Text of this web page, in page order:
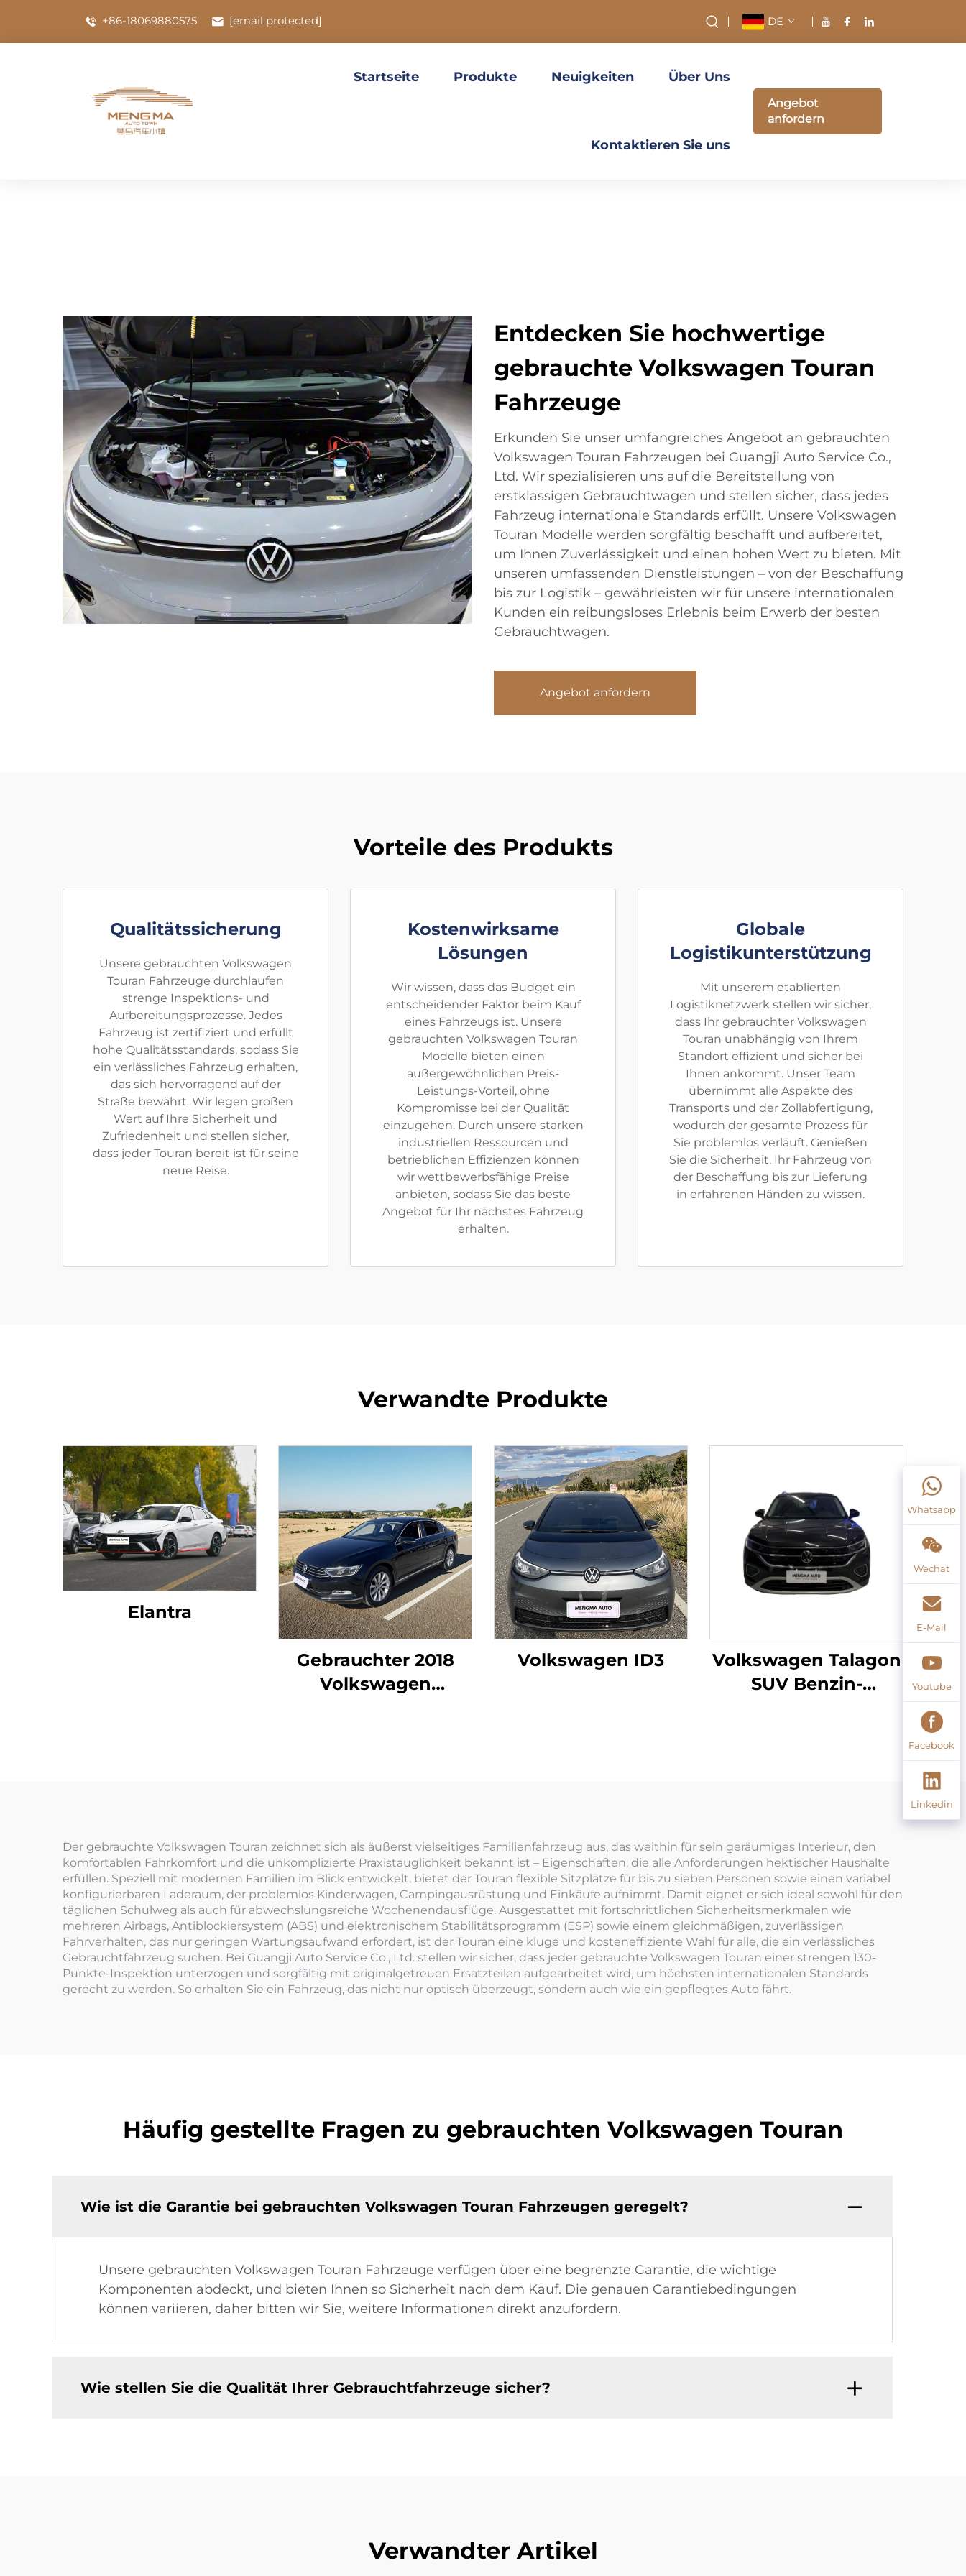
+86-18069880575 [email protected] DE
Startseite Produkte Neuigkeiten Über Uns
Kontaktieren Sie uns
Angebot
anfordern
Entdecken Sie hochwertige
gebrauchte Volkswagen Touran
Fahrzeuge
Erkunden Sie unser umfangreiches Angebot an gebrauchten
Volkswagen Touran Fahrzeugen bei Guangji Auto Service Co.,
Ltd. Wir spezialisieren uns auf die Bereitstellung von
erstklassigen Gebrauchtwagen und stellen sicher, dass jedes
Fahrzeug internationale Standards erfüllt. Unsere Volkswagen
Touran Modelle werden sorgfältig beschafft und aufbereitet,
um Ihnen Zuverlässigkeit und einen hohen Wert zu bieten. Mit
unseren umfassenden Dienstleistungen – von der Beschaffung
bis zur Logistik – gewährleisten wir für unsere internationalen
Kunden ein reibungsloses Erlebnis beim Erwerb der besten
Gebrauchtwagen.
Angebot anfordern
Vorteile des Produkts
Qualitätssicherung
Unsere gebrauchten Volkswagen
Touran Fahrzeuge durchlaufen
strenge Inspektions- und
Aufbereitungsprozesse. Jedes
Fahrzeug ist zertifiziert und erfüllt
hohe Qualitätsstandards, sodass Sie
ein verlässliches Fahrzeug erhalten,
das sich hervorragend auf der
Straße bewährt. Wir legen großen
Wert auf Ihre Sicherheit und
Zufriedenheit und stellen sicher,
dass jeder Touran bereit ist für seine
neue Reise.
Kostenwirksame
Lösungen
Wir wissen, dass das Budget ein
entscheidender Faktor beim Kauf
eines Fahrzeugs ist. Unsere
gebrauchten Volkswagen Touran
Modelle bieten einen
außergewöhnlichen Preis-
Leistungs-Vorteil, ohne
Kompromisse bei der Qualität
einzugehen. Durch unsere starken
industriellen Ressourcen und
betrieblichen Effizienzen können
wir wettbewerbsfähige Preise
anbieten, sodass Sie das beste
Angebot für Ihr nächstes Fahrzeug
erhalten.
Globale
Logistikunterstützung
Mit unserem etablierten
Logistiknetzwerk stellen wir sicher,
dass Ihr gebrauchter Volkswagen
Touran unabhängig von Ihrem
Standort effizient und sicher bei
Ihnen ankommt. Unser Team
übernimmt alle Aspekte des
Transports und der Zollabfertigung,
wodurch der gesamte Prozess für
Sie problemlos verläuft. Genießen
Sie die Sicherheit, Ihr Fahrzeug von
der Beschaffung bis zur Lieferung
in erfahrenen Händen zu wissen.
Verwandte Produkte
Elantra
Gebrauchter 2018
Volkswagen
Volkswagen ID3
Volkswagen Talagon
SUV Benzin-
Der gebrauchte Volkswagen Touran zeichnet sich als äußerst vielseitiges Familienfahrzeug aus, das weithin für sein geräumiges Interieur, den
komfortablen Fahrkomfort und die unkomplizierte Praxistauglichkeit bekannt ist – Eigenschaften, die alle Anforderungen hektischer Haushalte
erfüllen. Speziell mit modernen Familien im Blick entwickelt, bietet der Touran flexible Sitzplätze für bis zu sieben Personen sowie einen variabel
konfigurierbaren Laderaum, der problemlos Kinderwagen, Campingausrüstung und Einkäufe aufnimmt. Damit eignet er sich ideal sowohl für den
täglichen Schulweg als auch für abwechslungsreiche Wochenendausflüge. Ausgestattet mit fortschrittlichen Sicherheitsmerkmalen wie
mehreren Airbags, Antiblockiersystem (ABS) und elektronischem Stabilitätsprogramm (ESP) sowie einem gleichmäßigen, zuverlässigen
Fahrverhalten, das nur geringen Wartungsaufwand erfordert, ist der Touran eine kluge und kosteneffiziente Wahl für alle, die ein verlässliches
Gebrauchtfahrzeug suchen. Bei Guangji Auto Service Co., Ltd. stellen wir sicher, dass jeder gebrauchte Volkswagen Touran einer strengen 130-
Punkte-Inspektion unterzogen und sorgfältig mit originalgetreuen Ersatzteilen aufgearbeitet wird, um höchsten internationalen Standards
gerecht zu werden. So erhalten Sie ein Fahrzeug, das nicht nur optisch überzeugt, sondern auch wie ein gepflegtes Auto fährt.
Häufig gestellte Fragen zu gebrauchten Volkswagen Touran
Wie ist die Garantie bei gebrauchten Volkswagen Touran Fahrzeugen geregelt?
Unsere gebrauchten Volkswagen Touran Fahrzeuge verfügen über eine begrenzte Garantie, die wichtige
Komponenten abdeckt, und bieten Ihnen so Sicherheit nach dem Kauf. Die genauen Garantiebedingungen
können variieren, daher bitten wir Sie, weitere Informationen direkt anzufordern.
Wie stellen Sie die Qualität Ihrer Gebrauchtfahrzeuge sicher?
Verwandter Artikel
Whatsapp
Wechat
E-Mail
Youtube
Facebook
Linkedin